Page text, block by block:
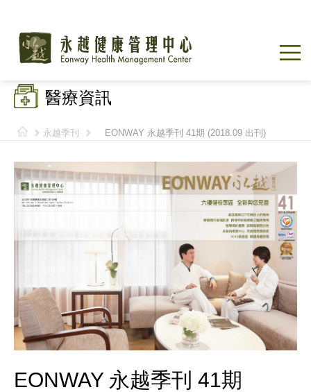
醫療資訊
永越季刊 EONWAY 永越季刊 41期 (2018.09 出刊)
EONWAY 永越季刊 41期